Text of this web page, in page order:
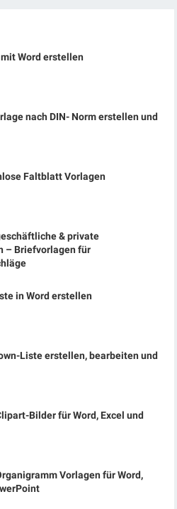
Word erstellen
nach DIN- Norm erstellen und
Faltblatt Vorlagen
& private
– Briefvorlagen für
in Word erstellen
Liste erstellen, bearbeiten und
Bilder für Word, Excel und
Vorlagen für Word,